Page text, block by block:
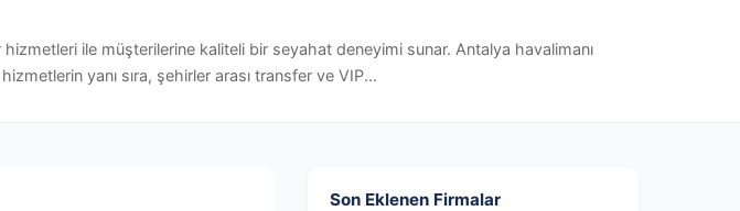
ile müşterilerine kaliteli bir seyahat deneyimi sunar. Antalya havalimanı
yanı sıra, şehirler arası transfer ve VIP...
Son Eklenen Firmalar